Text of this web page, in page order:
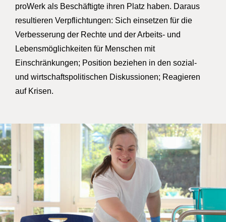
proWerk als Beschäftigte ihren Platz haben. Daraus
resultieren Verpflichtungen: Sich einsetzen für die
Verbesserung der Rechte und der Arbeits- und
Lebensmöglichkeiten für Menschen mit
Einschränkungen; Position beziehen in den sozial-
und wirtschaftspolitischen Diskussionen; Reagieren
auf Krisen.